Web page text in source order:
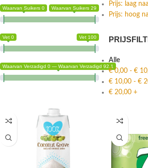
Waarvan Suikers 0 Waarvan Suikers 29
Vet 0 Vet 100
Waarvan Verzadigd 0 — Waarvan Verzadigd 92.1
Prijs: laag
Prijs: hoog
Alle
€0,00 - €
€ 10,00 - €
€ 20,00 +